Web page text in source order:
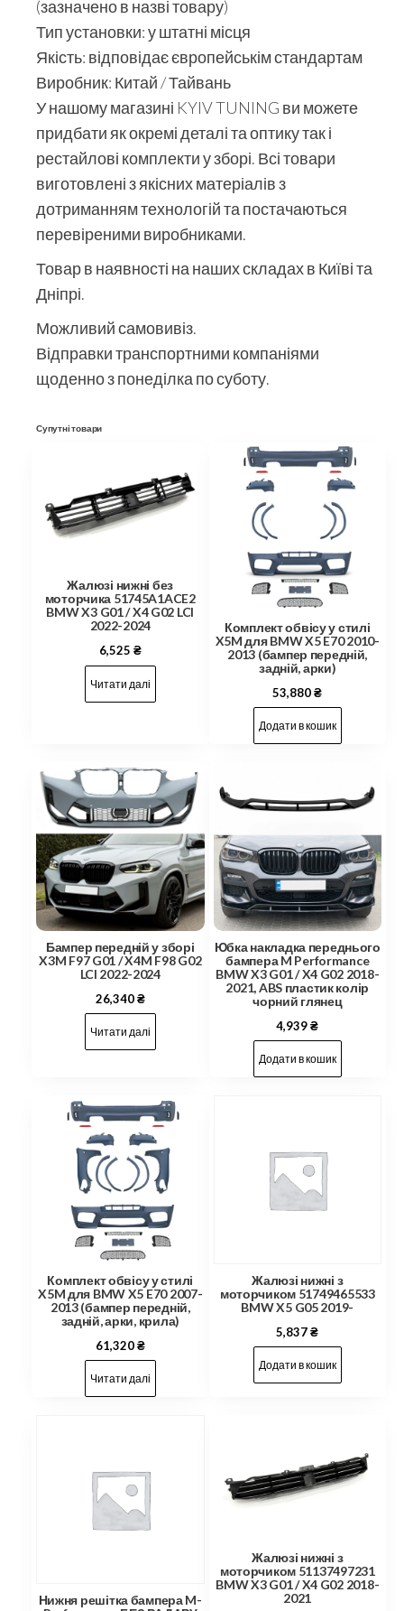
(зазначено в назві товару)
Тип установки: у штатні місця
Якість: відповідає європейськім стандартам
Виробник: Китай / Тайвань
У нашому магазині KYIV TUNING ви можете
придбати як окремі деталі та оптику так і
рестайлові комплекти у зборі. Всі товари
виготовлені з якісних матеріалів з
дотриманням технологій та постачаються
перевіреними виробниками.
Товар в наявності на наших складах в Київі та
Дніпрі.
Можливий самовивіз.
Відправки транспортними компаніями
щоденно з понеділка по суботу.
Супутні товари
Жалюзі нижні без
моторчика 51745A1ACE2
BMW X3 G01 / X4 G02 LCI
2022-2024
6,525 ₴
Читати далі
Комплект обвісу у стилі
X5M для BMW X5 E70 2010-
2013 (бампер передній,
задній, арки)
53,880₴
Додати в кошик
Бампер передній у зборі
X3M F97 G01 / X4M F98 G02
LCI 2022-2024
26,340₴
Читати далі
Юбка накладка переднього
бампера M Performance
BMW X3 G01 / X4 G02 2018-
2021, ABS пластик колір
чорний глянец
4,939₴
Додати в кошик
Комплект обвісу у стилі
X5M для BMW X5 E70 2007-
2013 (бампер передній,
задній, арки, крила)
61,320₴
Читати далі
Жалюзі нижні з
моторчиком 51749465533
BMW X5 G05 2019-
5,837₴
Додати в кошик
Нижня решітка бампера M-
Жалюзі нижні з
моторчиком 51137497231
BMW X3 G01 / X4 G02 2018-
2021